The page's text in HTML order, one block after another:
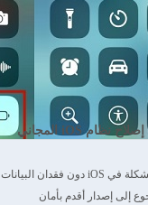
ReiBoot - برنامج إصلاح نظام iOS المجاني
أصلح أكثر من 150 مشكلة في iOS دون فقدان البيانات